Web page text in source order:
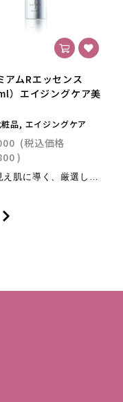
アムRエッセンス
）エイジングケア美
品, エイジングケア
(税込価格
)
☆若見え肌に導く、厳選した高機能美容成分で開発したロングセラー美容液【製品特徴】●「時の女神」の異名を持つクロノラインやプラセンタ等、贅沢美容成分を高配合したエイジングケア美容液。●さらりとしたテクスチャーで瞬時に角質層の隅々へ浸透します。●肌荒れを防ぎ、ハリとツヤのある若々しい肌に導きます。 【主な配合成分】●クロノライン／皮膚修復因子HGFをもとに開発されたペプチド。基底膜の強化と若返り効果、即効かつ持続的な抗シワ作用。●プラセンタエキス／国産豚由来のプラセンタエキス。皮膚細胞の活性化、乾燥による小ジワを目立たなくする作用が期待できる。●ビフィズス菌培養溶解質／天然酵母から精製されたスーパーオキシドジムスターゼ水溶液。活性酸素の除去、抗炎症作用、皮膚抵抗力の向上が期待できる。●加水分解コラーゲン／角質層だけでなく、表皮・真皮にも浸透。保湿作用、皮膚弾力改善作用、肌荒れ改善作用が期待できる。 【ご使用方法】プレミアムRエッセンス： 朝使用 夜使用朝と夜、整肌後、適量を手に取りお顔全体に馴染ませてください。気になる箇所は重ね付けをして美容成分を与えてください。